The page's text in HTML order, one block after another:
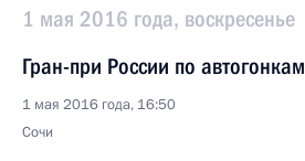
1 мая 2016 года, воскресенье
Гран-при России по
1 мая 2016 года, 16:50
Сочи